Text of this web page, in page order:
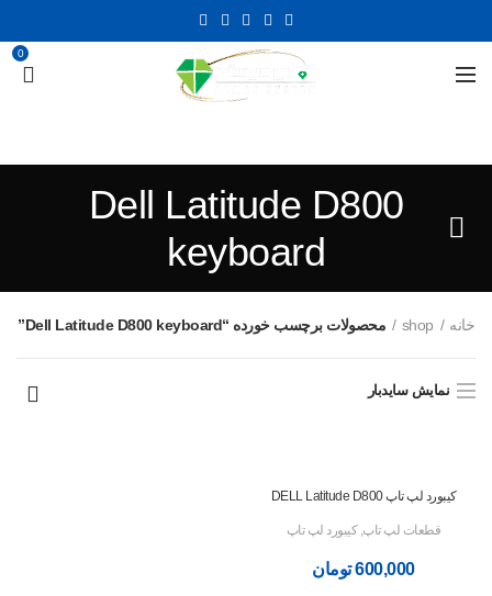
0
Dell Latitude D800
keyboard
خانه shop محصولات برچسب خورده “Dell Latitude D800 keyboard”
نمایش سایدبار
کیبورد لپ تاپ DELL Latitude D800
قطعات لپ تاپ,کیبورد لپ تاپ
600,000 تومان